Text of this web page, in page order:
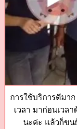
การใช้บริการดีมา
เวลา มาก่อนเวลา
นะค่ะ แล้วก็ขน